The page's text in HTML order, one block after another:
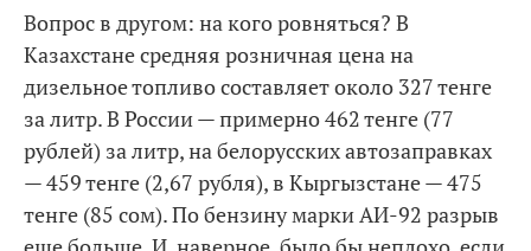
Вопрос в другом: на кого ровняться? В
Казахстане средняя розничная цена на
дизельное топливо составляет около 327 тенге
за литр. В России — примерно 462 тенге (77
рублей) за литр, на белорусских автозаправках
— 459 тенге (2,67 рубля), в Кыргызстане — 475
тенге (85 сом). По бензину марки АИ-92 разрыв